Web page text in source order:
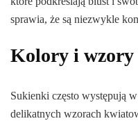
sprawia, że są niezwykle
Kolory i wzory
Sukienki często występują
delikatnych wzorach